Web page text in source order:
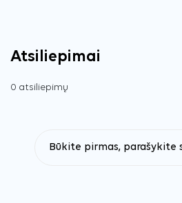
Atsiliepimai
0 atsiliepimų
Būkite pirmas, parašykite